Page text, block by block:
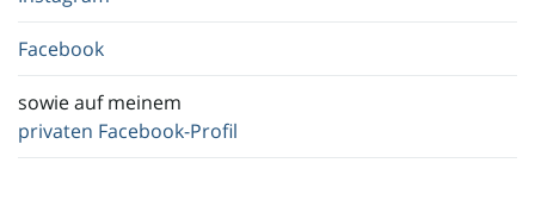
Facebook
sowie auf meinem
privaten Facebook-Profil